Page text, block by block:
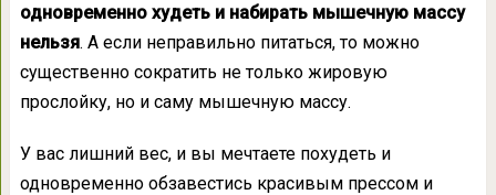
одновременно худеть и набирать мышечную массу
нельзя. А если неправильно питаться, то можно
существенно сократить не только жировую
прослойку, но и саму мышечную массу.
У вас лишний вес, и вы мечтаете похудеть и
одновременно обзавестись красивым прессом и